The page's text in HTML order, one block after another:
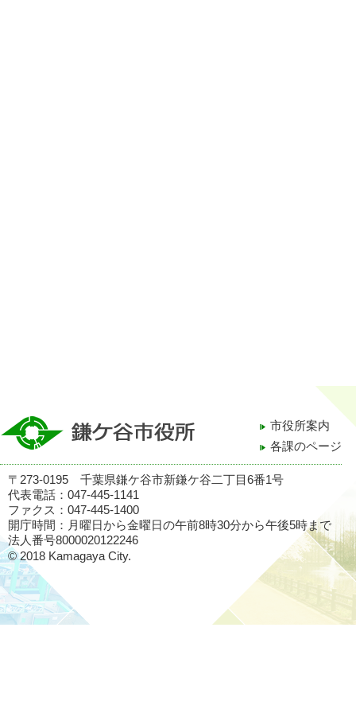
市役所案内
各課のページ
〒273-0195 千葉県鎌ケ谷市新鎌ケ谷二丁目6番1号
代表電話：047-445-1141
ファクス：047-445-1400
開庁時間：月曜日から金曜日の午前8時30分から午後5時まで
法人番号8000020122246
© 2018 Kamagaya City.